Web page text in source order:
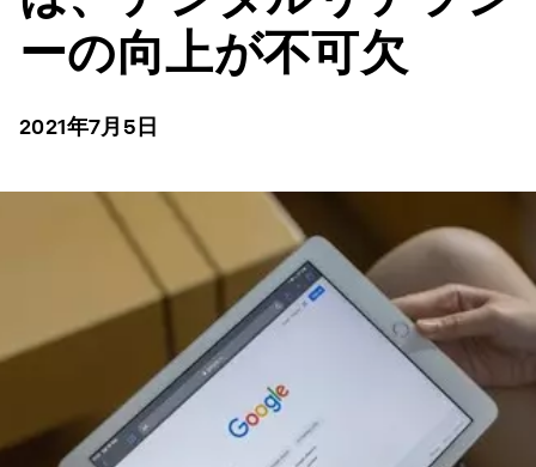
ーの向上が不可欠
2021年7月5日